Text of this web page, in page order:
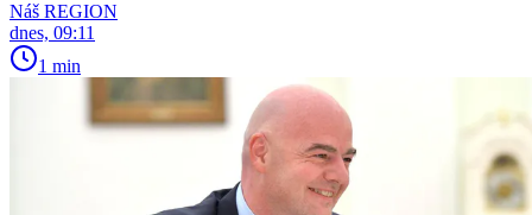
Náš REGION
dnes, 09:11
1 min